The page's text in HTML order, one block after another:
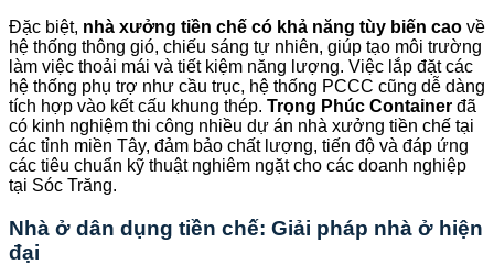
Đặc biệt, nhà xưởng tiền chế có khả năng tùy biến cao về
hệ thống thông gió, chiếu sáng tự nhiên, giúp tạo môi trường
làm việc thoải mái và tiết kiệm năng lượng. Việc lắp đặt các
hệ thống phụ trợ như cầu trục, hệ thống PCCC cũng dễ dàng
tích hợp vào kết cấu khung thép. Trọng Phúc Container đã
có kinh nghiệm thi công nhiều dự án nhà xưởng tiền chế tại
các tỉnh miền Tây, đảm bảo chất lượng, tiến độ và đáp ứng
các tiêu chuẩn kỹ thuật nghiêm ngặt cho các doanh nghiệp
tại Sóc Trăng.
Nhà ở dân dụng tiền chế: Giải pháp nhà ở hiện
đại